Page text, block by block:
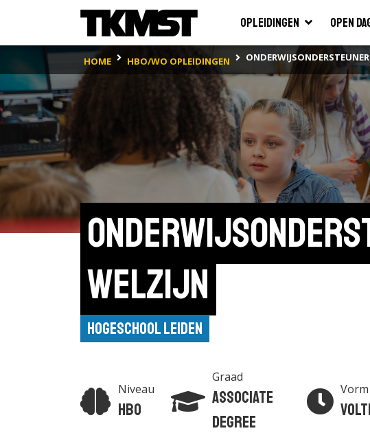
Opleidingen Open
HOME HBO/WO OPLEIDINGEN
Welzijn
Hogeschool Leiden
Niveau
Hbo
Graad
Associate
degree
Vorm